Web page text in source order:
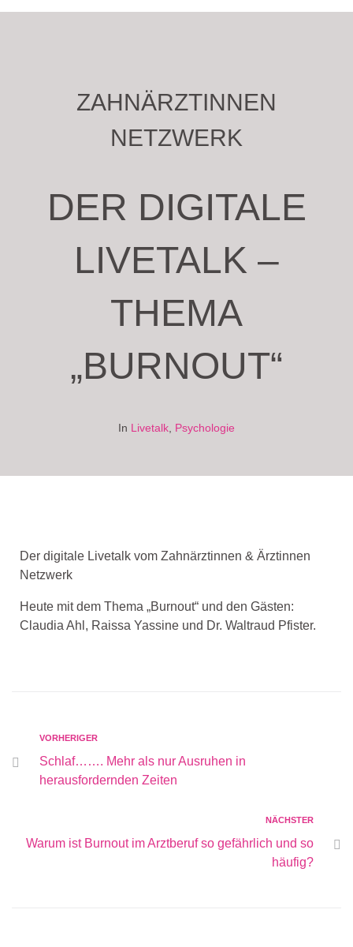
ZAHNÄRZTINNEN
NETZWERK
DER DIGITALE
LIVETALK –
THEMA
„BURNOUT“
In Livetalk Psychologie
Der digitale Livetalk vom Zahnärztinnen & Ärztinnen
Netzwerk
Heute mit dem Thema „Burnout“ und den Gästen:
Claudia Ahl, Raissa Yassine und Dr. Waltraud Pfister.
VORHERIGER
Schlaf……. Mehr als nur Ausruhen in
herausfordernden Zeiten
NÄCHSTER
Warum ist Burnout im Arztberuf so gefährlich und so
häufig?